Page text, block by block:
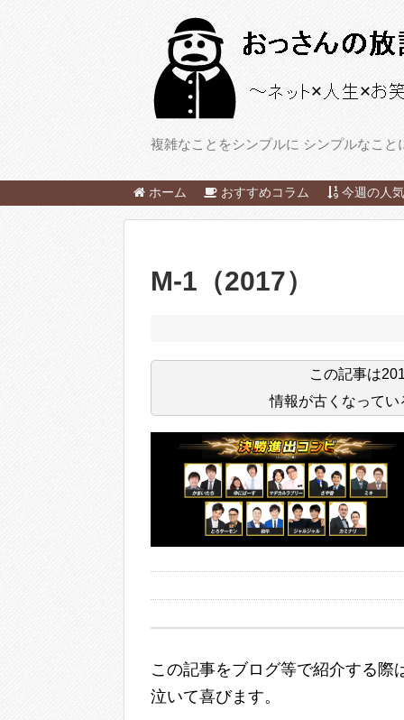
複雑なことをシンプルに シンプルなこと
ホーム おすすめコラム 今週の人
M-1（2017）
この記事は
情報が古くなってい
この記事をブログ等で紹介する際
泣いて喜びます。